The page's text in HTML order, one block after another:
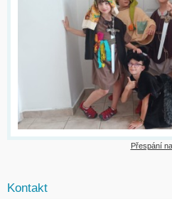
Přespání
Kontakt